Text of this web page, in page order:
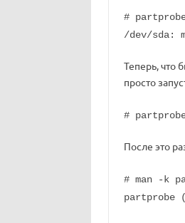
#
/dev/sda:
Теперь, что
просто
#
После это
# man -k